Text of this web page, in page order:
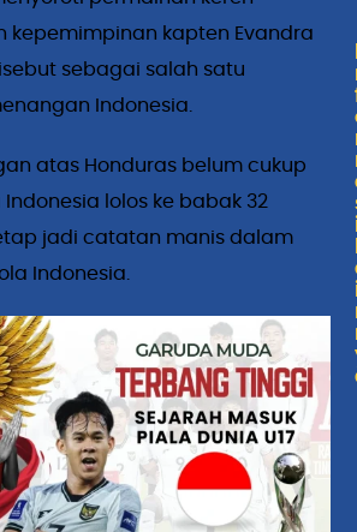
kepemimpinan kapten Evandra
sebagai salah satu
Indonesia.
atas Honduras belum cukup
lolos ke babak 32
jadi catatan manis dalam
Indonesia.